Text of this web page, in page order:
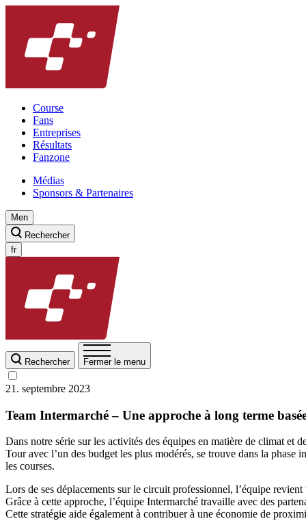
Course
Fans
Entreprises
Résultats
Fanzone
Médias
Sponsors & Partenaires
Men
Rechercher
fr
Rechercher Fermer le menu
21. septembre 2023
Team Intermarché – Une approche à long terme
Dans notre série sur les activités des équipes en matière de climat et
Tour avec l’un des budget les plus modérés, se trouve dans la
les courses.
Lors de ses déplacements sur le circuit professionnel, l’équipe
Grâce à cette approche, l’équipe Intermarché travaille avec des
Cette stratégie aide également à contribuer à une économie de